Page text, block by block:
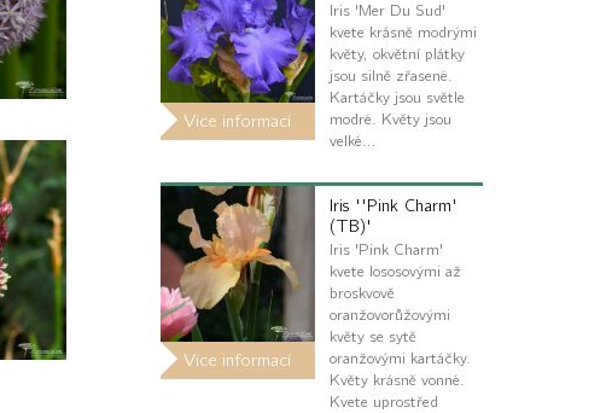
Více informací
Iris 'Mer Du Sud'
kvete krásně modrými
květy, okvětní plátky
jsou silně zřasené.
Kartáčky jsou světle
modré. Květy jsou
velké…
Více informací
Iris ''Pink Charm'
(TB)'
Iris 'Pink Charm'
kvete lososovými až
broskvově
oranžovorůžovými
květy se sytě
oranžovými kartáčky.
Květy krásně vonné.
Kvete uprostřed